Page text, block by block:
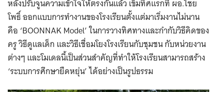
หลังปรับจูนความเข้าใจให้ตรงกันแล้ว เข็มทิศแรกที่ ผอ.ไชย
โพธิ์ ออกแบบการทำงานของโรงเรียนตั้งแต่มาเริ่มงานไม่นาน
คือ ‘BOONNAK Model’ ในการวางทิศทางและกำกับวิธีคิดของ
ครู วิธีดูแลเด็ก และวิธีเชื่อมโยงโรงเรียนกับชุมชน กับหน่วยงาน
ต่างๆ และโมเดลนี้เป็นส่วนสำคัญที่ทำให้โรงเรียนสามารถสร้าง
‘ระบบการศึกษายืดหยุ่น’ ได้อย่างเป็นรูปธรรม